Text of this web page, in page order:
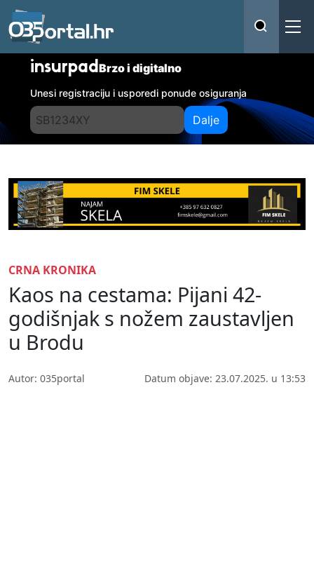
insurpadBrzo i digitalno
Unesi registraciju i usporedi ponude osiguranja
Dalje
CRNA KRONIKA
Kaos na cestama: Pijani 42-
godišnjak s nožem zaustavljen
u Brodu
Autor: 035portal Datum objave: 23.07.2025. u 13:53